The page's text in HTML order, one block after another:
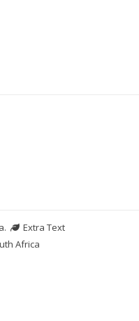
.
Extra Text
Africa